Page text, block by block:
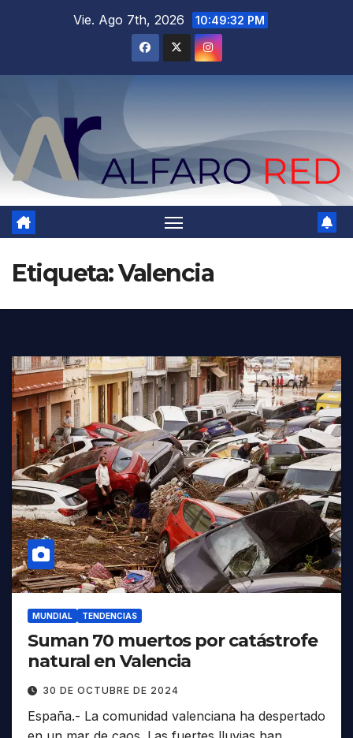
Vie. Ago 7th, 2026 10:49:34 PM
Etiqueta:Valencia
MUNDIAL TENDENCIAS
Suman 70 muertos por catástrofe
natural en Valencia
30 DE OCTUBRE DE 2024
España.- La comunidad valenciana ha despertado